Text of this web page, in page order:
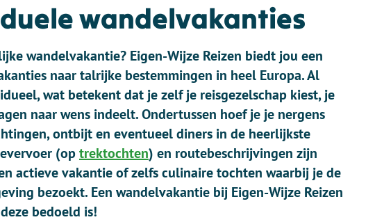
wandelvakanties
wandelvakantie? Eigen-Wijze Reizen biedt jou een
naar talrijke bestemmingen in heel Europa. Al
wat betekent dat je zelf je reisgezelschap kiest, je
naar wens indeelt. Ondertussen hoef je je nergens
ontbijt en eventueel diners in de heerlijkste
(optrektochten) en routebeschrijvingen zijn
actieve vakantie of zelfs culinaire tochten waarbij je de
bezoekt. Een wandelvakantie bij Eigen-Wijze Reizen
bedoeld is!